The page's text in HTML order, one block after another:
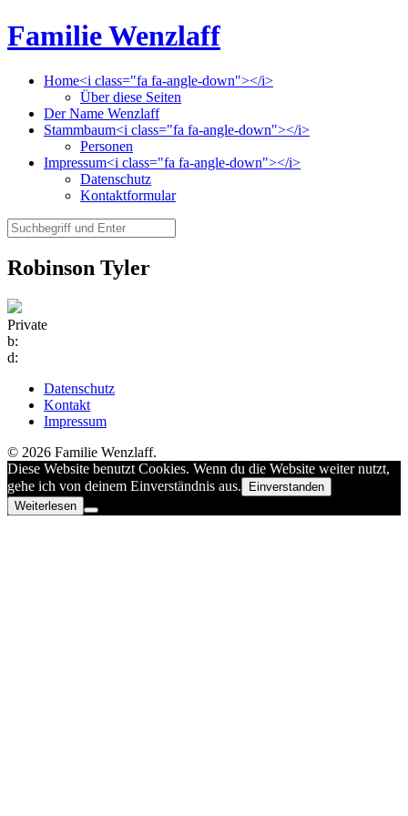
Familie Wenzlaff
Home<i class="fa fa-angle-down"></i>
Über diese Seiten
Der Name Wenzlaff
Stammbaum<i class="fa fa-angle-down"></i>
Personen
Impressum<i class="fa fa-angle-down"></i>
Datenschutz
Kontaktformular
Robinson Tyler
Private
b:
d:
Datenschutz
Kontakt
Impressum
© 2026 Familie Wenzlaff.
Diese Website benutzt Cookies. Wenn du die Website weiter nutzt,
gehe ich von deinem Einverständnis aus.
Einverstanden
Weiterlesen